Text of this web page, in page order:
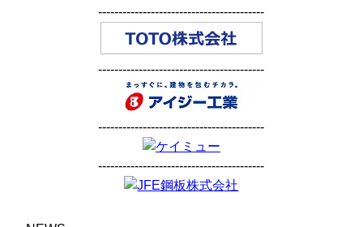
-----------------------------------------
-----------------------------------------
-----------------------------------------
-----------------------------------------